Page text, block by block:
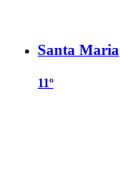
Santa Maria
11º